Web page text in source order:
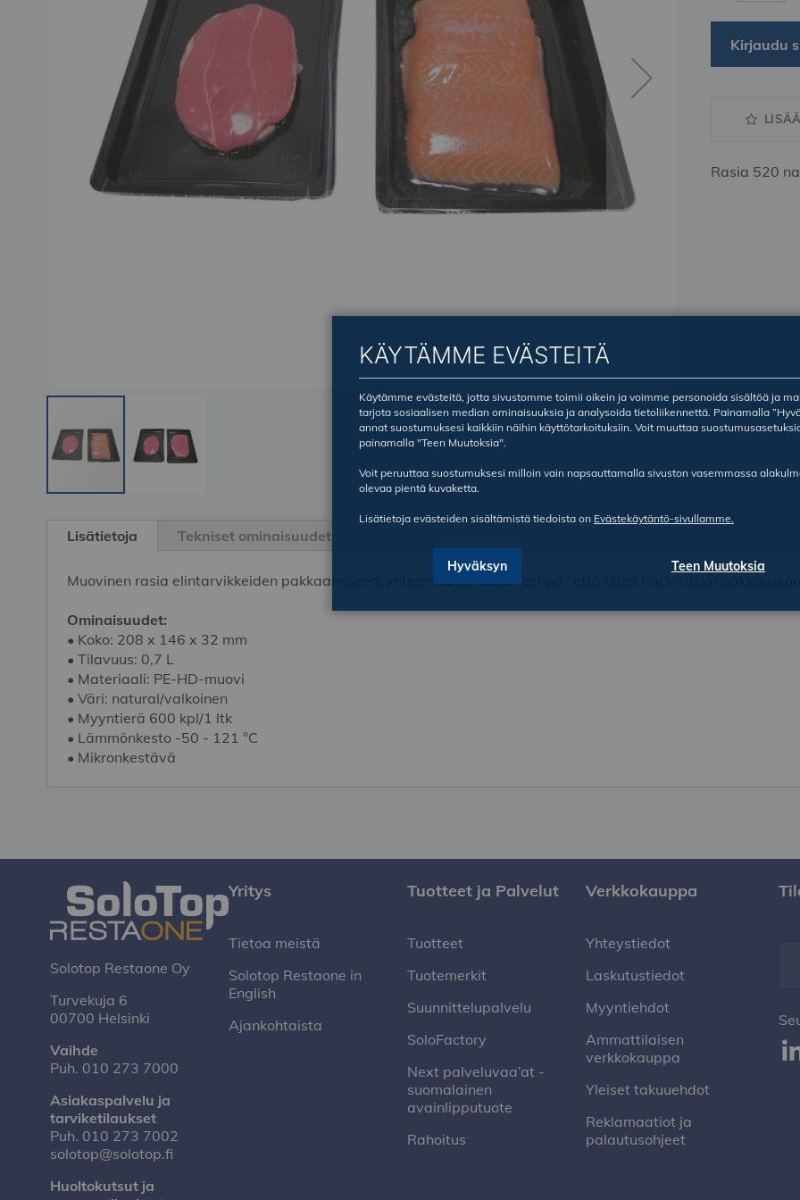
Kirjaudu
Rasia 520
to
images
gallery
Lisätietoja
Muovinen rasia elintarvikkeiden pakkaamiseen, yhteensopiva sekä Techpa- että I.dea Pack-
Ominaisuudet:
• Koko: 208 x 146 x 32 mm
• Tilavuus: 0,7 L
• Materiaali: PE-HD-muovi
• Väri: natural/valkoinen
• Myyntierä 600 kpl/1 ltk
• Lämmönkesto -50 - 121 °C
• Mikronkestävä
Tekniset ominaisuudet
Solotop Restaone Oy
Turvekuja 6
00700 Helsinki
Vaihde
Puh. 010 273 7000
Asiakaspalvelu ja
tarviketilaukset
Puh. 010 273 7002
solotop@solotop.fi
Huoltokutsut ja
Yritys
Tietoa meistä
Solotop Restaone in
English
Ajankohtaista
Tuotteet ja Palvelut
Tuotteet
Tuotemerkit
Suunnittelupalvelu
SoloFactory
Next palveluvaa’at -
suomalainen
avainlipputuote
Rahoitus
Verkkokauppa
Yhteystiedot
Laskutustiedot
Myyntiehdot
Ammattilaisen
verkkokauppa
Yleiset takuuehdot
Reklamaatiot ja
palautusohjeet
KÄYTÄMME EVÄSTEITÄ
Käytämme evästeitä, jotta sivustomme toimii oikein ja voimme personoida sisältöä ja
tarjota sosiaalisen median ominaisuuksia ja analysoida tietoliikennettä. Painamalla
annat suostumuksesi kaikkiin näihin käyttötarkoituksiin. Voit muuttaa
painamalla "Teen Muutoksia".
Voit peruuttaa suostumuksesi milloin vain napsauttamalla sivuston vasemmassa
olevaa pientä kuvaketta.
Lisätietoja evästeiden sisältämistä tiedoista on Evästekäytäntö-sivullamme.
Hyväksyn Teen Muutoksia